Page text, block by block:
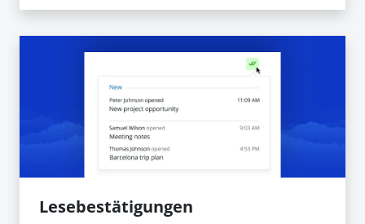
Lesebestätigungen